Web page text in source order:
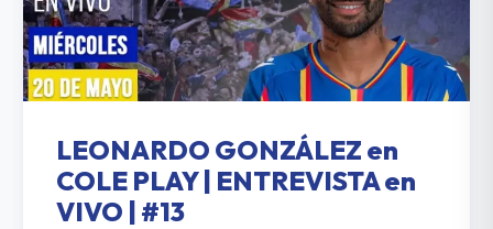
LEONARDO GONZÁLEZ en
COLE PLAY | ENTREVISTA en
VIVO | #13